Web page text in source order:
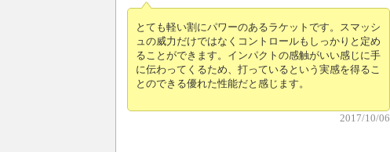
とても軽い割にパワーのあるラケットです。スマッシ
ュの威力だけではなくコントロールもしっかりと定め
ることができます。インパクトの感触がいい感じに手
に伝わってくるため、打っているという実感を得るこ
とのできる優れた性能だと感じます。
2017/10/06